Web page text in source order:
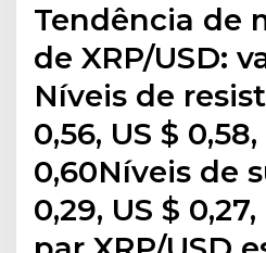
Tendência de
de XRP/USD:
Níveis de
0,56, US $ 0,58,
0,60Níveis de
0,29, US $